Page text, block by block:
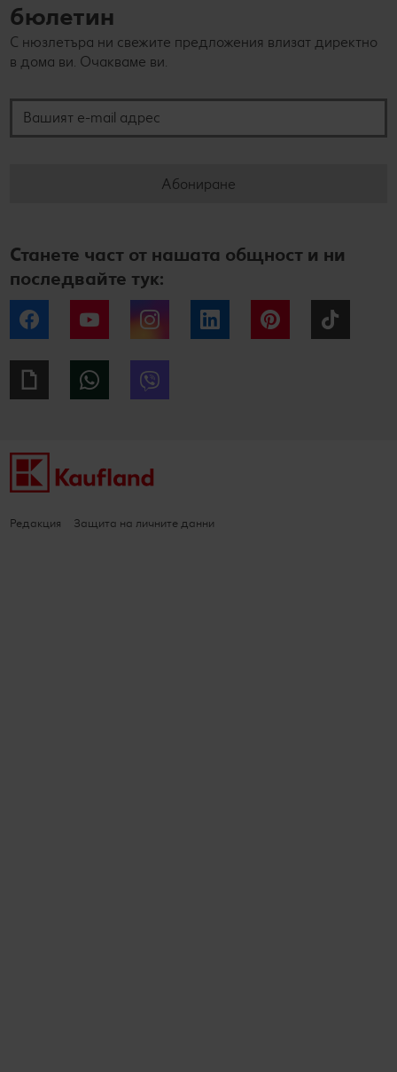
бюлетин
С нюзлетъра ни свежите предложения влизат директно
в дома ви. Очакваме ви.
Абониране
Станете част от нашата общност и ни
последвайте тук:
Facebook YouTube Instagram LinkedIn Pinterest
Giphy WhatsApp
Редакция Защита на личните данни